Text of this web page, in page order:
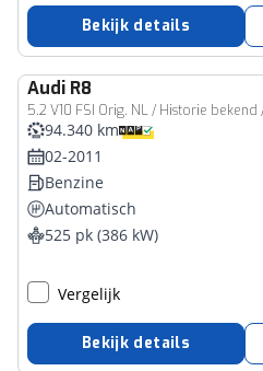
Bekijk details
Audi R8
94.340 km
02-2011
Benzine
Automatisch
525 pk (386 kW)
Vergelijk
Bekijk details